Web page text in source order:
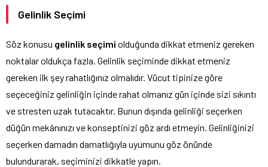
Gelinlik Seçimi
Söz konusu gelinlik seçimi olduğunda dikkat etmeniz gereken
noktalar oldukça fazla. Gelinlik seçiminde dikkat etmeniz
gereken ilk şey rahatlığınız olmalıdır. Vücut tipinize göre
seçeceğiniz gelinliğin içinde rahat olmanız gün içinde sizi sıkıntı
ve stresten uzak tutacaktır. Bunun dışında gelinliği seçerken
düğün mekânınızı ve konseptinizi göz ardı etmeyin. Gelinliğinizi
seçerken damadın damatlığıyla uyumunu göz önünde
bulundurarak, seçiminizi dikkatle yapın.